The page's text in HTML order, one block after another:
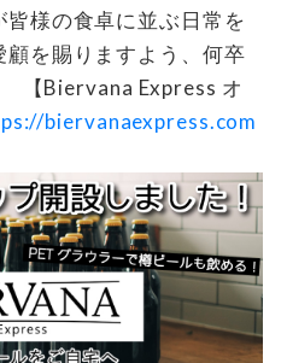
様の食卓に並ぶ日常を
を賜りますよう、何卒
【Biervana Express オ
biervanaexpress.com